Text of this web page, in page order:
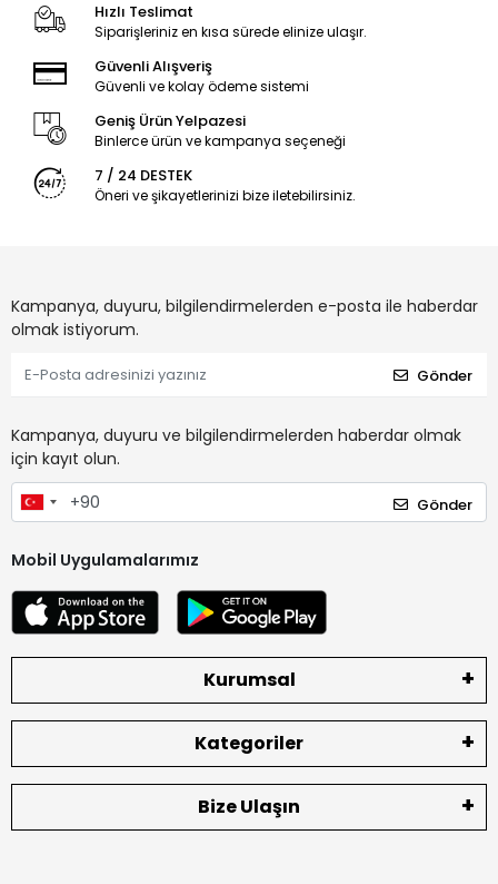
Hızlı Teslimat
Siparişleriniz en kısa sürede elinize ulaşır.
Güvenli Alışveriş
Güvenli ve kolay ödeme sistemi
Geniş Ürün Yelpazesi
Binlerce ürün ve kampanya seçeneği
7 / 24 DESTEK
Öneri ve şikayetlerinizi bize iletebilirsiniz.
Kampanya, duyuru, bilgilendirmelerden e-posta ile haberdar
olmak istiyorum.
Gönder
Kampanya, duyuru ve bilgilendirmelerden haberdar olmak
için kayıt olun.
Gönder
Mobil Uygulamalarımız
Kurumsal
Kategoriler
Bize Ulaşın